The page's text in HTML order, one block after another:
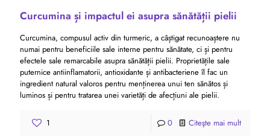
Curcumina și impactul ei asupra sănătății pielii
Curcumina, compusul activ din turmeric, a câștigat recunoaștere nu
numai pentru beneficiile sale interne pentru sănătate, ci și pentru
efectele sale remarcabile asupra sănătății pielii. Proprietățile sale
puternice antiinflamatorii, antioxidante și antibacteriene îl fac un
ingredient natural valoros pentru menținerea unui ten sănătos și
luminos și pentru tratarea unei varietăți de afecțiuni ale pielii.
1 0 Citeşte mai mult